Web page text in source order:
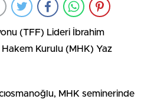
(TFF) Lideri İbrahim
Kurulu (MHK) Yaz
MHK seminerinde